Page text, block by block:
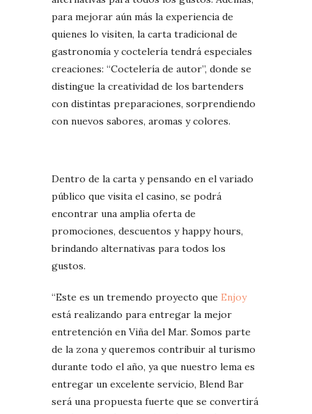
para mejorar aún más la experiencia de
quienes lo visiten, la carta tradicional de
gastronomía y coctelería tendrá especiales
creaciones: “Coctelería de autor”, donde se
distingue la creatividad de los bartenders
con distintas preparaciones, sorprendiendo
con nuevos sabores, aromas y colores.
Dentro de la carta y pensando en el variado
público que visita el casino, se podrá
encontrar una amplia oferta de
promociones, descuentos y happy hours,
brindando alternativas para todos los
gustos.
“Este es un tremendo proyecto que Enjoy
está realizando para entregar la mejor
entretención en Viña del Mar. Somos parte
de la zona y queremos contribuir al turismo
durante todo el año, ya que nuestro lema es
entregar un excelente servicio, Blend Bar
será una propuesta fuerte que se convertirá